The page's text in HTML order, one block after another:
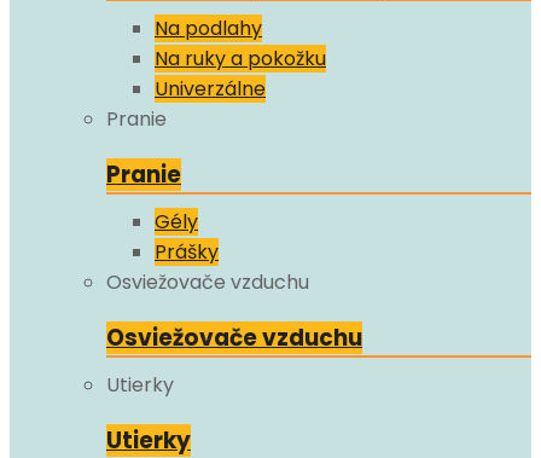
Na podlahy
Na ruky a pokožku
Univerzálne
Pranie
Pranie
Gély
Prášky
Osviežovače vzduchu
Osviežovače vzduchu
Utierky
Utierky